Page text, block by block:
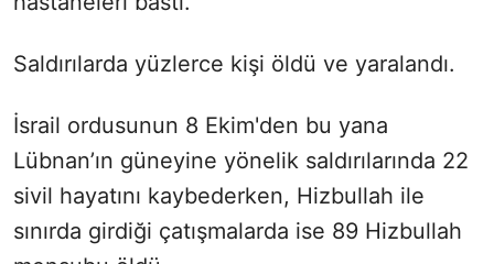
Saldırılarda yüzlerce kişi öldü ve yaralandı.
İsrail ordusunun 8 Ekim'den bu yana
Lübnan’ın güneyine yönelik saldırılarında 22
sivil hayatını kaybederken, Hizbullah ile
sınırda girdiği çatışmalarda ise 89 Hizbullah